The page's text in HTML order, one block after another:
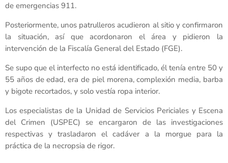
de emergencias 911.
Posteriormente, unos patrulleros acudieron al sitio y confirmaron
la situación, así que acordonaron el área y pidieron la
intervención de la Fiscalía General del Estado (FGE).
Se supo que el interfecto no está identificado, él tenía entre 50 y
55 años de edad, era de piel morena, complexión media, barba
y bigote recortados, y solo vestía ropa interior.
Los especialistas de la Unidad de Servicios Periciales y Escena
del Crimen (USPEC) se encargaron de las investigaciones
respectivas y trasladaron el cadáver a la morgue para la
práctica de la necropsia de rigor.